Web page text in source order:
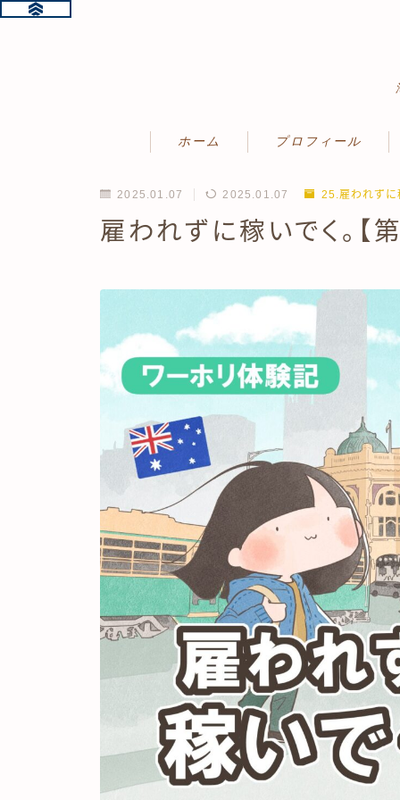
ホーム プロフィール
2025.01.07 2025.01.07 25.雇われずに
雇われずに稼いでく。【